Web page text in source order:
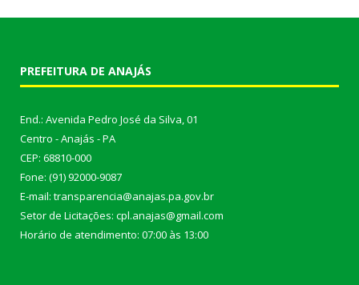
PREFEITURA DE ANAJÁS
End.: Avenida Pedro José da Silva, 01
Centro - Anajás - PA
CEP: 68810-000
Fone: (91) 92000-9087
E-mail: transparencia@anajas.pa.gov.br
Setor de Licitações: cpl.anajas@gmail.com
Horário de atendimento: 07:00 às 13:00